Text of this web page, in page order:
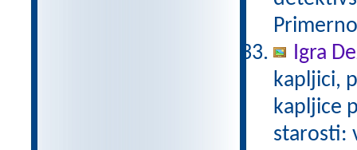
Igra
kapljici,
kapljice
starosti: